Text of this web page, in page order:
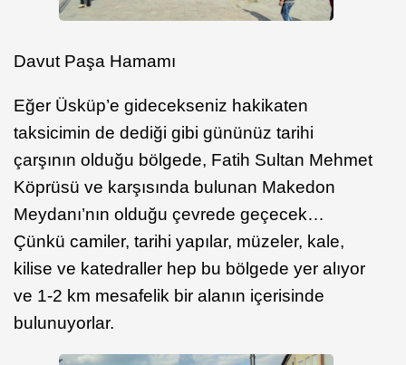
Davut Paşa Hamamı
Eğer Üsküp’e gidecekseniz hakikaten
taksicimin de dediği gibi gününüz tarihi
çarşının olduğu bölgede, Fatih Sultan Mehmet
Köprüsü ve karşısında bulunan Makedon
Meydanı’nın olduğu çevrede geçecek…
Çünkü camiler, tarihi yapılar, müzeler, kale,
kilise ve katedraller hep bu bölgede yer alıyor
ve 1-2 km mesafelik bir alanın içerisinde
bulunuyorlar.